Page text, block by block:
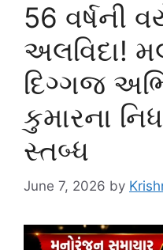
56 વર્ષની
અલવિદા!
દિગ્ગજ
કુમારના
સ્તબ્ધ
June 7, 2026 by